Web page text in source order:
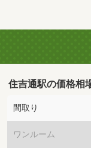
住吉通駅の価格相
間取り
ワンルーム